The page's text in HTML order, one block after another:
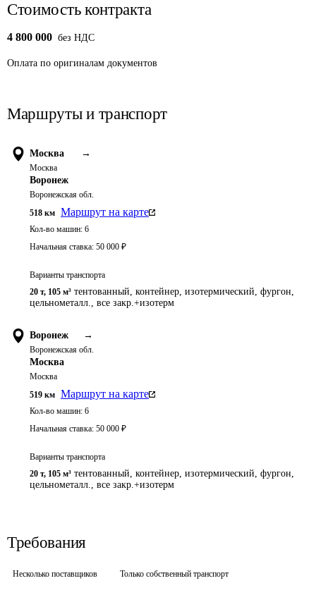
Стоимость контракта
4 800 000 без НДС
Оплата по оригиналам документов
Маршруты и транспорт
Москва →
Москва
Воронеж
Воронежская обл.
518 км Маршрут на карте
Кол-во машин: 6
Начальная ставка: 50 000 ₽
Варианты транспорта
20 т, 105 м³ тентованный, контейнер, изотермический, фургон,
цельнометалл., все закр.+изотерм
Воронеж →
Воронежская обл.
Москва
Москва
519 км Маршрут на карте
Кол-во машин: 6
Начальная ставка: 50 000 ₽
Варианты транспорта
20 т, 105 м³ тентованный, контейнер, изотермический, фургон,
цельнометалл., все закр.+изотерм
Требования
Несколько поставщиков Только собственный транспорт